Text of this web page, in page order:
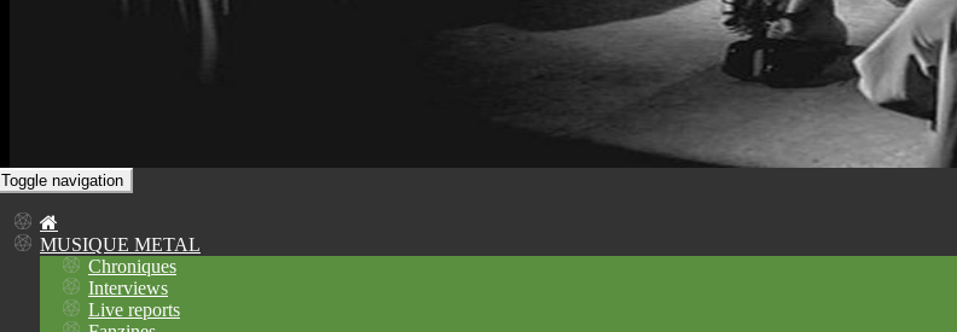
Toggle navigation
MUSIQUE METAL
Chroniques
Interviews
Live reports